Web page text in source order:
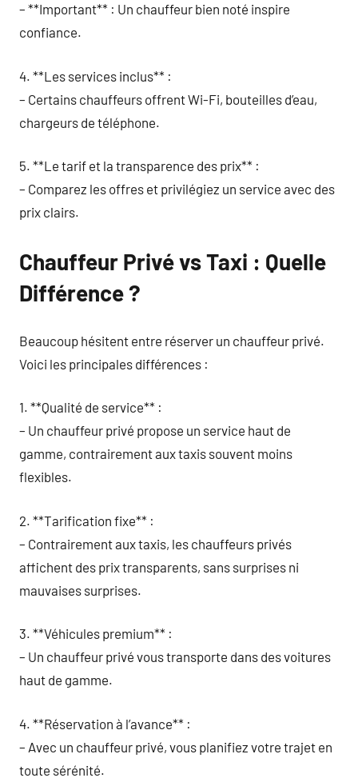
– **Important** : Un chauffeur bien noté inspire
confiance.
4. **Les services inclus** :
– Certains chauffeurs offrent Wi-Fi, bouteilles d’eau,
chargeurs de téléphone.
5. **Le tarif et la transparence des prix** :
– Comparez les offres et privilégiez un service avec des
prix clairs.
Chauffeur Privé vs Taxi : Quelle
Différence ?
Beaucoup hésitent entre réserver un chauffeur privé.
Voici les principales différences :
1. **Qualité de service** :
– Un chauffeur privé propose un service haut de
gamme, contrairement aux taxis souvent moins
flexibles.
2. **Tarification fixe** :
– Contrairement aux taxis, les chauffeurs privés
affichent des prix transparents, sans surprises ni
mauvaises surprises.
3. **Véhicules premium** :
– Un chauffeur privé vous transporte dans des voitures
haut de gamme.
4. **Réservation à l’avance** :
– Avec un chauffeur privé, vous planifiez votre trajet en
toute sérénité.